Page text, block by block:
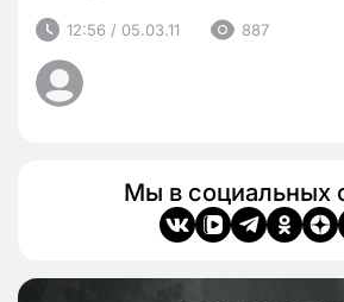
12:56 / 05.03.11 887
Мы в социальных